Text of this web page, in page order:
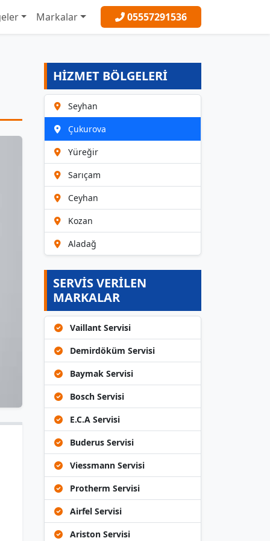
Markalar 05557291536
HİZMET BÖLGELERİ
Seyhan
Çukurova
Yüreğir
Sarıçam
Ceyhan
Kozan
Aladağ
SERVİS VERİLEN
MARKALAR
Vaillant Servisi
Demirdöküm Servisi
Baymak Servisi
Bosch Servisi
E.C.A Servisi
Buderus Servisi
Viessmann Servisi
Protherm Servisi
Airfel Servisi
Ariston Servisi